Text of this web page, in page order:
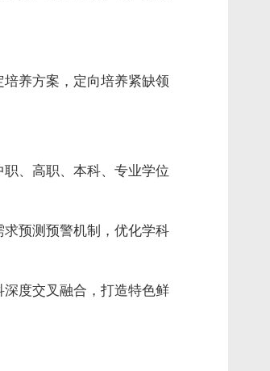
养方案，定向培养紧缺领
、高职、本科、专业学位
预测预警机制，优化学科
度交叉融合，打造特色鲜